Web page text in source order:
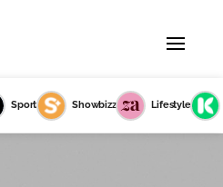
Sport Showbizz Lifestyle